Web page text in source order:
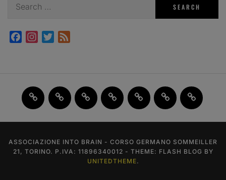
for:
FacebookInstagram
Twitter
Home JAM
FI(na)LMENTE
2.0
Past
Events
About
us
Contact
us
ASSOCIAZIONE INTO BRAIN - CORSO GERMANO SOMMEILLER
21, TORINO. P.IVA: 11896340012 - THEME: FLASH BLOG BY
UNITEDTHEME.